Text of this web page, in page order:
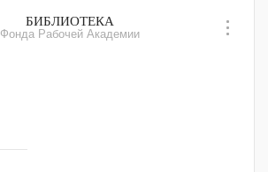
БИБЛИОТЕКА
Фонда Рабочей Академии